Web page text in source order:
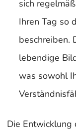
sich
Ihren Tag so
beschreiben.
lebendige
was sowohl
Die Entwicklung